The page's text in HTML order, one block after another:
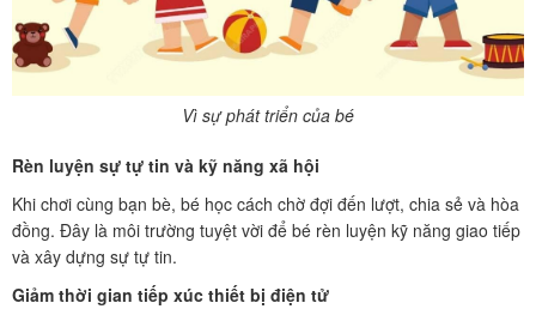
Vì sự phát triển của bé
Rèn luyện sự tự tin và kỹ năng xã hội
Khi chơi cùng bạn bè, bé học cách chờ đợi đến lượt, chia sẻ và hòa
đồng. Đây là môi trường tuyệt vời để bé rèn luyện kỹ năng giao tiếp
và xây dựng sự tự tin.
Giảm thời gian tiếp xúc thiết bị điện tử